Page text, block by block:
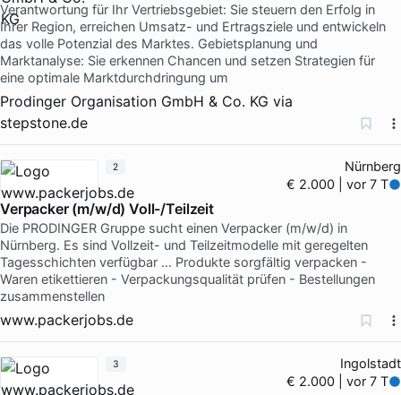
Verantwortung für Ihr Vertriebsgebiet: Sie steuern den Erfolg in
Ihrer Region, erreichen Umsatz- und Ertragsziele und entwickeln
das volle Potenzial des Marktes. Gebietsplanung und
Marktanalyse: Sie erkennen Chancen und setzen Strategien für
eine optimale Marktdurchdringung um
Prodinger Organisation GmbH & Co. KG via
stepstone.de
Nürnberg
€ 2.000 | vor 7 T
Verpacker (m/w/d) Voll-/Teilzeit
Die PRODINGER Gruppe sucht einen Verpacker (m/w/d) in
Nürnberg. Es sind Vollzeit- und Teilzeitmodelle mit geregelten
Tagesschichten verfügbar … Produkte sorgfältig verpacken -
Waren etikettieren - Verpackungsqualität prüfen - Bestellungen
zusammenstellen
www.packerjobs.de
2
Ingolstadt
€ 2.000 | vor 7 T
3